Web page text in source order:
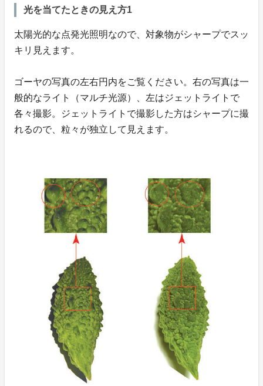
光を当てたときの見え方1
太陽光的な点発光照明なので、対象物がシャープでスッ
キリ見えます。
ゴーヤの写真の左右円内をご覧ください。右の写真は一
般的なライト（マルチ光源）、左はジェットライトで
各々撮影。ジェットライトで撮影した方はシャープに撮
れるので、粒々が独立して見えます。